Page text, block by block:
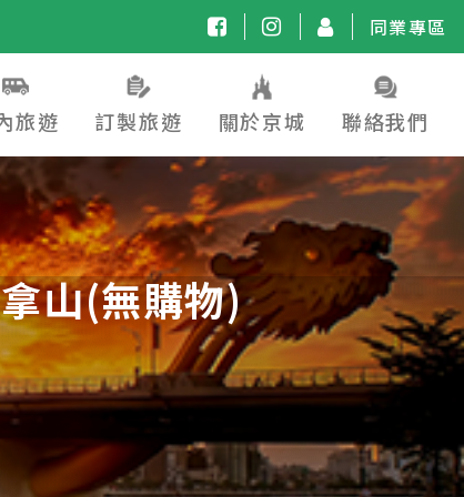
同業專區
旅遊 訂製旅遊 關於京城 聯絡我們
山(無購物)